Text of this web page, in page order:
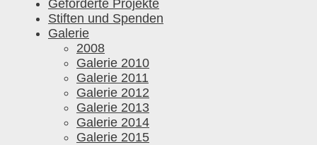
Geförderte Projekte
Stiften und Spenden
Galerie
2008
Galerie 2010
Galerie 2011
Galerie 2012
Galerie 2013
Galerie 2014
Galerie 2015